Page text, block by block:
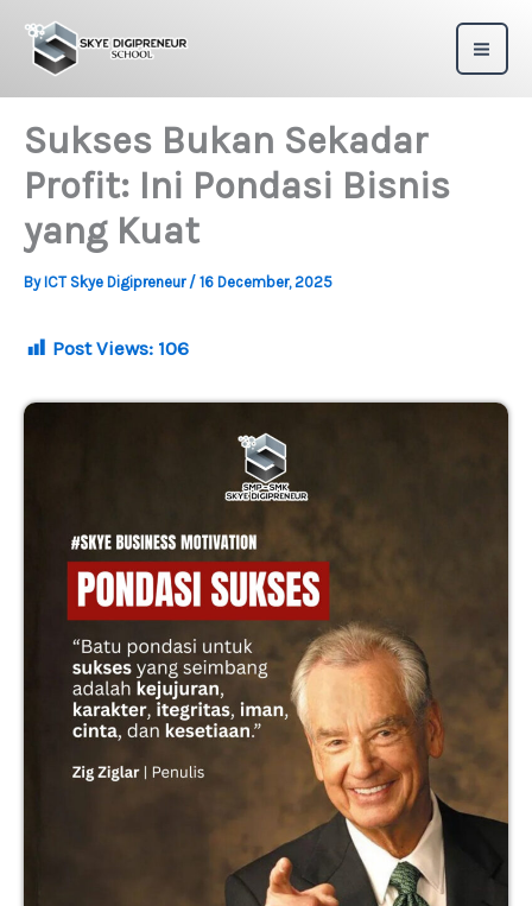
content
Sukses Bukan Sekadar
Profit: Ini Pondasi Bisnis
yang Kuat
By ICT Skye Digipreneur / 16 December, 2025
Post Views: 106